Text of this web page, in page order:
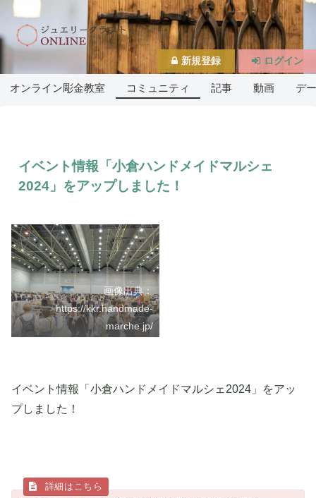
オンライン彫金教室 コミュニティ 記事 動画 デ
イベント情報「小倉ハンドメイドマルシェ
2024」をアップしました！
画像出典：
https://kkr.handmade-
marche.jp/
イベント情報「小倉ハンドメイドマルシェ2024」をアッ
プしました！
新規登録 ログイン